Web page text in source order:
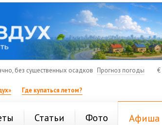
без существенных осадков Прогноз погоды €
Где купаться летом?
Статьи Фото Афиша